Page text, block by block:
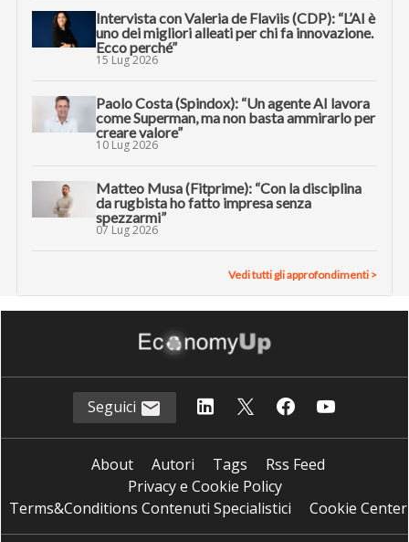
Intervista con Valeria de Flaviis (CDP): “L’AI è
uno dei migliori alleati per chi fa innovazione.
Ecco perché”
15 Lug 2026
Paolo Costa (Spindox): “Un agente AI lavora
come Superman, ma non basta ammirarlo per
creare valore”
10 Lug 2026
Matteo Musa (Fitprime): “Con la disciplina
da rugbista ho fatto impresa senza
spezzarmi”
07 Lug 2026
Vedi tutti gli approfondimenti >
Seguici
About Autori Tags
Rss Feed
Privacy e Cookie Policy
Terms&Conditions Contenuti Specialistici
Cookie Center